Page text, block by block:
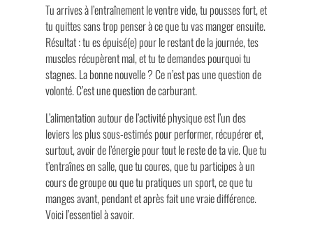
Tu arrives à l’entraînement le ventre vide, tu pousses fort, et
tu quittes sans trop penser à ce que tu vas manger ensuite.
Résultat : tu es épuisé(e) pour le restant de la journée, tes
muscles récupèrent mal, et tu te demandes pourquoi tu
stagnes. La bonne nouvelle ? Ce n’est pas une question de
volonté. C’est une question de carburant.
L’alimentation autour de l’activité physique est l’un des
leviers les plus sous-estimés pour performer, récupérer et,
surtout, avoir de l’énergie pour tout le reste de ta vie. Que tu
t’entraînes en salle, que tu coures, que tu participes à un
cours de groupe ou que tu pratiques un sport, ce que tu
manges avant, pendant et après fait une vraie différence.
Voici l’essentiel à savoir.